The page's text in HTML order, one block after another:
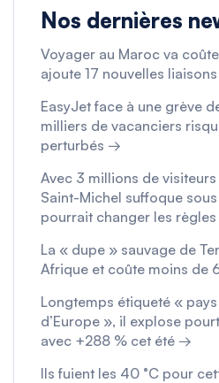
Nos dernières
Voyager au Maroc va
ajoute 17 nouvelles
EasyJet face à une grève
milliers de vacanciers
perturbés →
Avec 3 millions de
Saint-Michel suffoque
pourrait changer les
La « dupe » sauvage de
Afrique et coûte moins de
Longtemps étiqueté «
d’Europe », il explose
avec +288 % cet été →
Ils fuient les 40 °C pour